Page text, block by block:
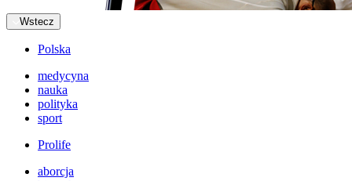
Wstecz
Polska
medycyna
nauka
polityka
sport
Prolife
aborcja